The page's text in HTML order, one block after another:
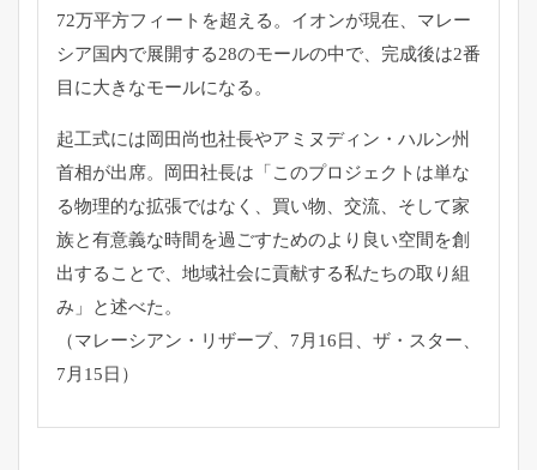
72万平方フィートを超える。 イオンが現在、マレー
シア国内で展開する28のモールの中で、 完成後は2番
目に大きなモールになる。
起工式には岡田尚也社長やアミヌディン・ハルン州
首相が出席。
岡田社長は「このプロジェクトは単な
る物理的な拡張ではなく、 買い物、交流、 そして家
族と有意義な時間を過ごすためのより良い空間を創
出する ことで、地域社会に貢献する私たちの取り組
み」と述べた。
（マレーシアン・リザーブ、7月16日、ザ・スター、
7月15日）